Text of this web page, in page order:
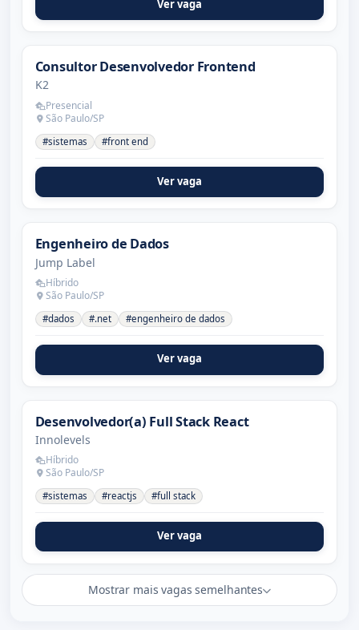
Ver vaga
Consultor Desenvolvedor Frontend
K2
Presencial
São Paulo/SP
#sistemas #front end
Ver vaga
Engenheiro de Dados
Jump Label
Híbrido
São Paulo/SP
#dados #.net #engenheiro de dados
Ver vaga
Desenvolvedor(a) Full Stack React
Innolevels
Híbrido
São Paulo/SP
#sistemas #reactjs #full stack
Ver vaga
Mostrar mais vagas semelhantes